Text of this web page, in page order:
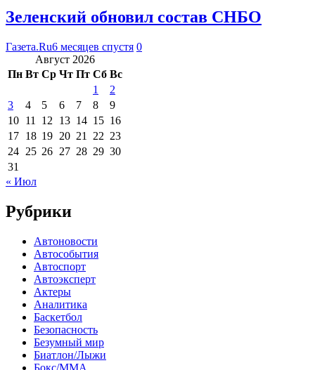
Зеленский обновил состав СНБО
Газета.Ru6 месяцев спустя 0
Август 2026
Пн Вт Ср Чт Пт Сб Вс
1
2
3
4 5 6 7 8
9
10 11 12 13 14 15 16
17 18 19 20 21 22 23
24 25 26 27 28 29 30
31
« Июл
Рубрики
Автоновости
Автособытия
Автоспорт
Автоэксперт
Актеры
Аналитика
Баскетбол
Безопасность
Безумный мир
Биатлон/Лыжи
Бокс/MMA